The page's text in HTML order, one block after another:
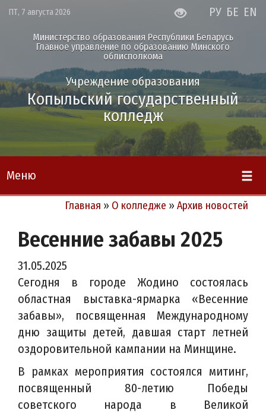
ПТ, 7 августа 2026 РУ БЕ EN
Министерство образования Республики Беларусь
Главное управление по образованию Минского
облисполкома
Учреждение образования
Копыльский государственный
колледж
Меню
Главная » О колледже » Архив новостей
Весенние забавы 2025
31.05.2025
Сегодня в городе Жодино состоялась
областная выставка-ярмарка «Весенние
забавы», посвященная Международному
дню защиты детей, давшая старт летней
оздоровительной кампании на Минщине.
В рамках мероприятия состоялся митинг,
посвященный 80-летию Победы
советского народа в Великой